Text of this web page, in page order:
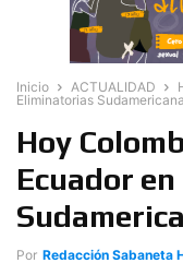
Inicio ACTUALIDAD
Eliminatorias
Hoy
Ecuador
Por Redacción Sabaneta